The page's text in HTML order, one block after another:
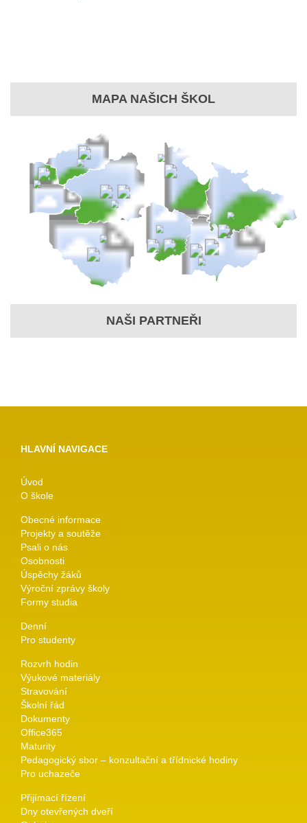
MAPA NAŠICH ŠKOL
NAŠI PARTNEŘI
HLAVNÍ NAVIGACE
Úvod
O škole
Obecné informace
Projekty a soutěže
Psali o nás
Osobnosti
Úspěchy žáků
Výroční zprávy školy
Formy studia
Denní
Pro studenty
Rozvrh hodin
Výukové materiály
Stravování
Školní řád
Dokumenty
Office365
Maturity
Pedagogický sbor – konzultační a třídnické hodiny
Pro uchazeče
Přijímací řízení
Dny otevřených dveří